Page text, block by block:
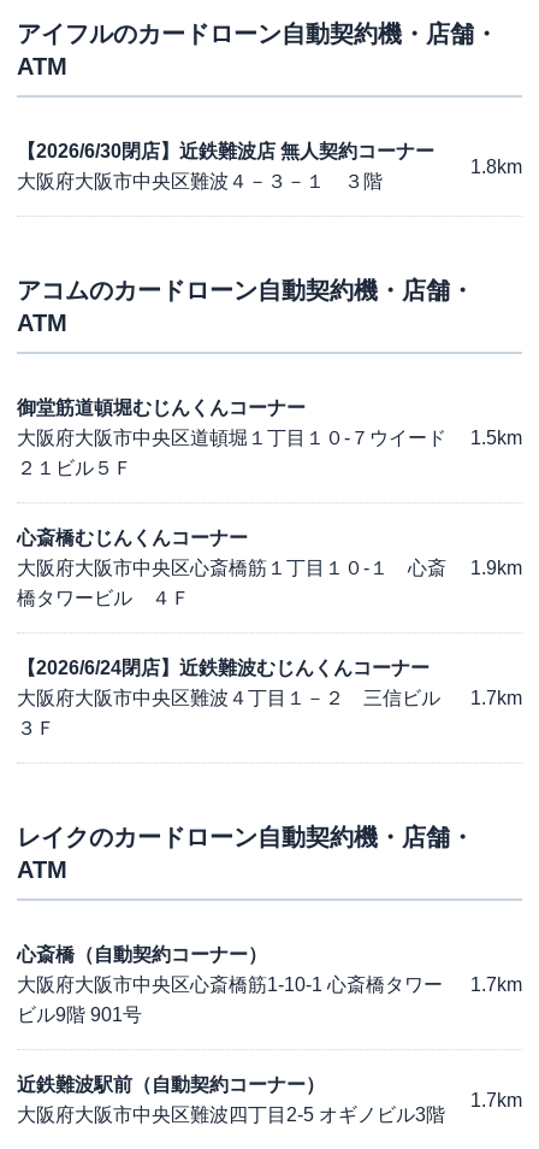
アイフルのカードローン自動契約機・店舗・
ATM
【2026/6/30閉店】近鉄難波店 無人契約コーナー
大阪府大阪市中央区難波４－３－１ ３階
1.8km
アコムのカードローン自動契約機・店舗・
ATM
御堂筋道頓堀むじんくんコーナー
大阪府大阪市中央区道頓堀１丁目１０-７ウイード
２１ビル５Ｆ
1.5km
心斎橋むじんくんコーナー
大阪府大阪市中央区心斎橋筋１丁目１０-１ 心斎
橋タワービル ４Ｆ
1.9km
【2026/6/24閉店】近鉄難波むじんくんコーナー
大阪府大阪市中央区難波４丁目１－２ 三信ビル
３Ｆ
1.7km
レイクのカードローン自動契約機・店舗・
ATM
心斎橋（自動契約コーナー）
大阪府大阪市中央区心斎橋筋1-10-1 心斎橋タワー
ビル9階 901号
1.7km
近鉄難波駅前（自動契約コーナー）
大阪府大阪市中央区難波四丁目2-5 オギノビル3階
1.7km